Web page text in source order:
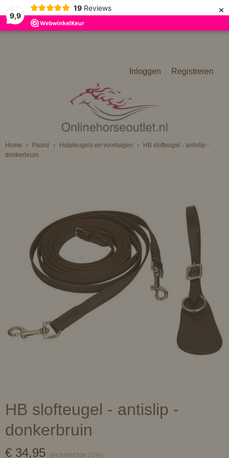
9,9
19 Reviews ×
Inloggen Registreren
Home › Paard › Hulpteugels en voortuigen ›
HB slofteugel - antislip -
donkerbruin
HB slofteugel - antislip -
donkerbruin
€ 34,95 (inclusief btw 21%)